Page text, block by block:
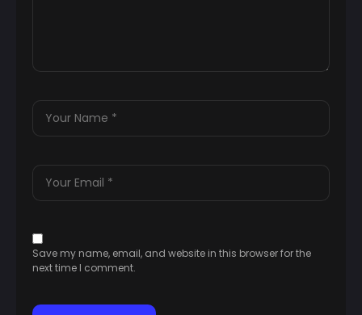
Save my name, email, and website in this browser for the
next time I comment.